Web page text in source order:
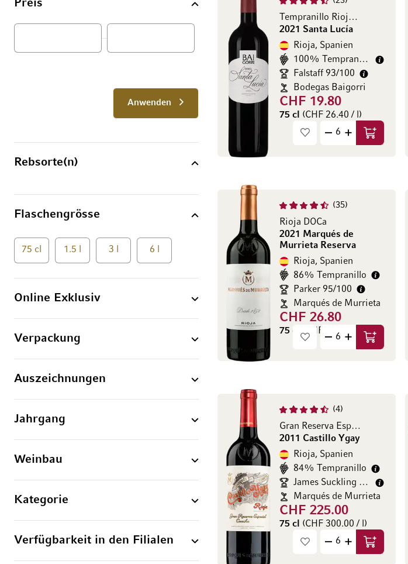
Preis
Anwenden
Rebsorte(n)
Flaschengrösse
75 cl 1.5 l 3 l 6 l
Online Exklusiv
Verpackung
Auszeichnungen
Jahrgang
Weinbau
Kategorie
Verfügbarkeit in den Filialen
Tempranillo Rioja DOCa
2021 Santa Lucía
Rioja, Spanien
100% Tempranillo
Falstaff 93/100
Bodegas Baigorri
CHF 19.80
75 cl (CHF 26.40 / l)
In den
35
Rioja DOCa
2021 Marqués de
Murrieta Reserva
Rioja, Spanien
86% Tempranillo
Parker 95/100
Marqués de Murrieta
CHF 26.80
75 cl (CHF 35.73 / l)
In den
4
Gran Reserva Especial
2011 Castillo Ygay
Rioja, Spanien
84% Tempranillo
James Suckling 98/100
Marqués de Murrieta
CHF 225.00
75 cl (CHF 300.00 / l)
In den